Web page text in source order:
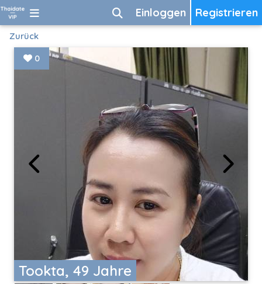
Registrieren
Einloggen
Zurück
Tookta, 49 Jahre
0